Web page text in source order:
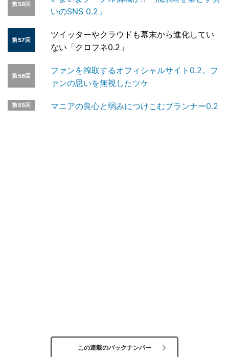
第58回
いのSNS 0.2」
第57回
ツイッターやクラウドも幕末から進化してい
ない「クロフネ0.2」
第56回
ファンを搾取するオフィシャルサイト0.2。フ
ァンの思いを無視したツケ
第55回 マニアの良心と弱みにつけこむプランナー0.2
この連載のバックナンバー